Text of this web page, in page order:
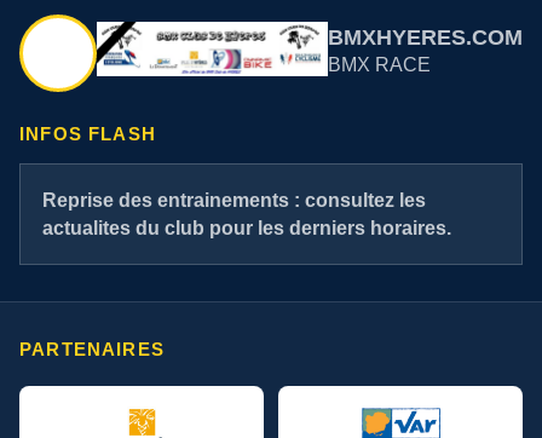
BMXHYERES.COM
BMX RACE
INFOS FLASH
Reprise des entrainements : consultez les
actualites du club pour les derniers horaires.
PARTENAIRES